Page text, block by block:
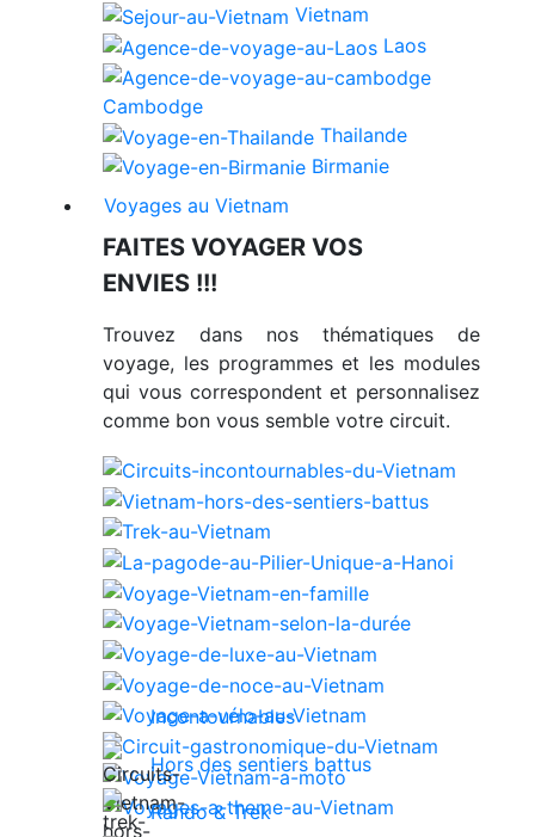
Vietnam
Laos
Cambodge
Thailande
Birmanie
Voyages au Vietnam
FAITES VOYAGER VOS
ENVIES !!!
Trouvez dans nos thématiques de
voyage, les programmes et les modules
qui vous correspondent et personnalisez
comme bon vous semble votre circuit.
Incontournables
Hors des sentiers battus
Rando & Trek